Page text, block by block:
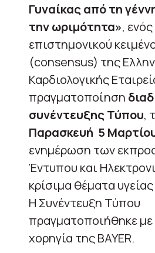
Γυναίκας από τη
την ωριμότητα»,
επιστημονικού
(consensus) της
Καρδιολογικής
πραγματοποίηση
συνέντευξης Τύπου,
Παρασκευή 5
ενημέρωση των
Έντυπου και
κρίσιμα θέματα
Η Συνέντευξη Τύπου
πραγματοποιήθηκε με
χορηγία της BAYER.